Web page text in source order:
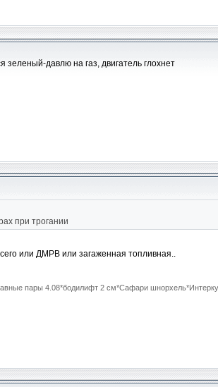
давлю на газ, двигатель глохнет
при трогании
или ДМРВ или загаженная топливная..
пары 4.08*бодилифт 2 см*Сафари